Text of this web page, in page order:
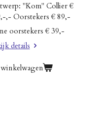
"Kom" Collier €
,- Oorstekers € 89,-
oorstekers € 39,-
details